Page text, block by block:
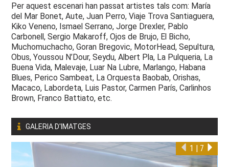
Per aquest escenari han passat artistes tals com: María
del Mar Bonet, Aute, Juan Perro, Viaje Trova Santiaguera,
Kiko Veneno, Ismael Serrano, Jorge Drexler, Pablo
Carbonell, Sergio Makaroff, Ojos de Brujo, El Bicho,
Muchomuchacho, Goran Bregovic, MotorHead, Sepultura,
Obus, Youssou N’Dour, Seydu, Albert Pla, La Pulqueria, La
Buena Vida, Malevaje, Luar Na Lubre, Marlango, Habana
Blues, Perico Sambeat, La Orquesta Baobab, Orishas,
Macaco, Labordeta, Luis Pastor, Carmen París, Carlinhos
Brown, Franco Battiato, etc.
GALERIA D'IMATGES
1 | 7